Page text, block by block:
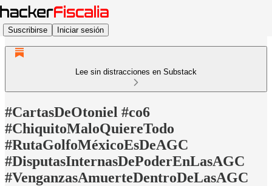
Suscribirse Iniciar sesión
Lee sin distracciones en Substack
#CartasDeOtoniel #co6
#ChiquitoMaloQuiereTodo
#RutaGolfoMéxicoEsDeAGC
#DisputasInternasDePoderEnLasAGC
#VenganzasAmuerteDentroDeLasAGC